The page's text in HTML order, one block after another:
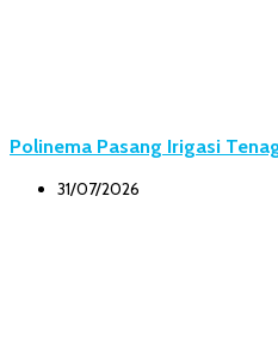
Polinema Pasang Irigasi
31/07/2026